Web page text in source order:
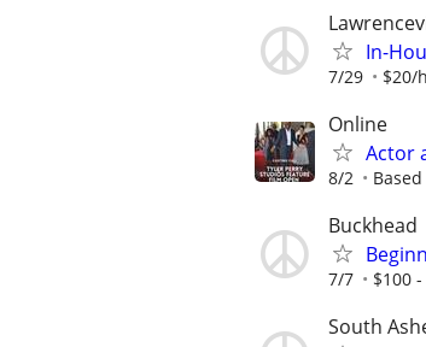
In-
7/29 $20/
Online
Actor
8/2
Buckhead
7/7 $100
South